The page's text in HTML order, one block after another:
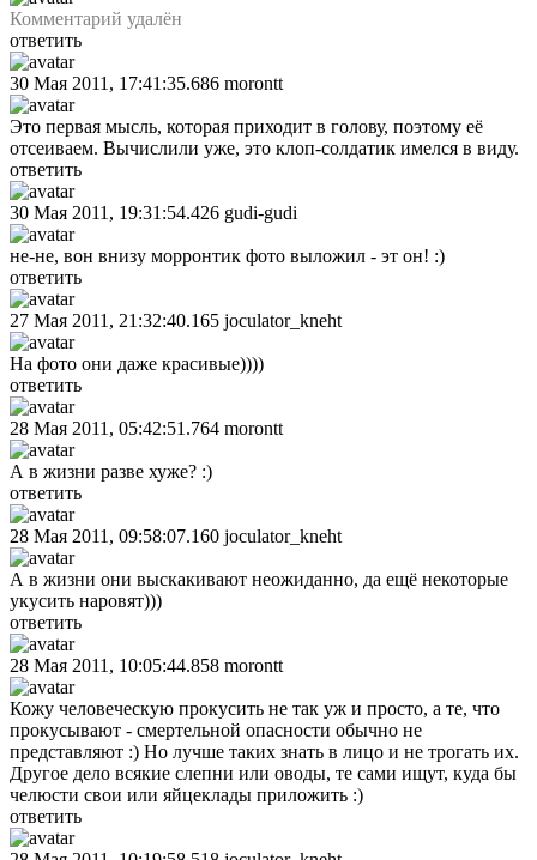
Комментарий удалён
ответить
30 Мая 2011, 17:41:35.686 morontt
Это первая мысль, которая приходит в голову, поэтому её
отсеиваем. Вычислили уже, это клоп-солдатик имелся в виду.
ответить
30 Мая 2011, 19:31:54.426 gudi-gudi
не-не, вон внизу морронтик фото выложил - эт он! :)
ответить
27 Мая 2011, 21:32:40.165 joculator_kneht
На фото они даже красивые))))
ответить
28 Мая 2011, 05:42:51.764 morontt
А в жизни разве хуже? :)
ответить
28 Мая 2011, 09:58:07.160 joculator_kneht
А в жизни они выскакивают неожиданно, да ещё некоторые
укусить наровят)))
ответить
28 Мая 2011, 10:05:44.858 morontt
Кожу человеческую прокусить не так уж и просто, а те, что
прокусывают - смертельной опасности обычно не
представляют :) Но лучше таких знать в лицо и не трогать их.
Другое дело всякие слепни или оводы, те сами ищут, куда бы
челюсти свои или яйцеклады приложить :)
ответить